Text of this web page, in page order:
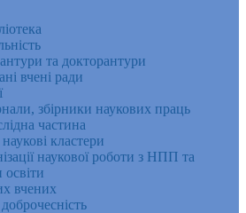
та докторантури
вчені ради
збірники наукових праць
частина
кластери
наукової роботи з НПП та
освіти
вчених